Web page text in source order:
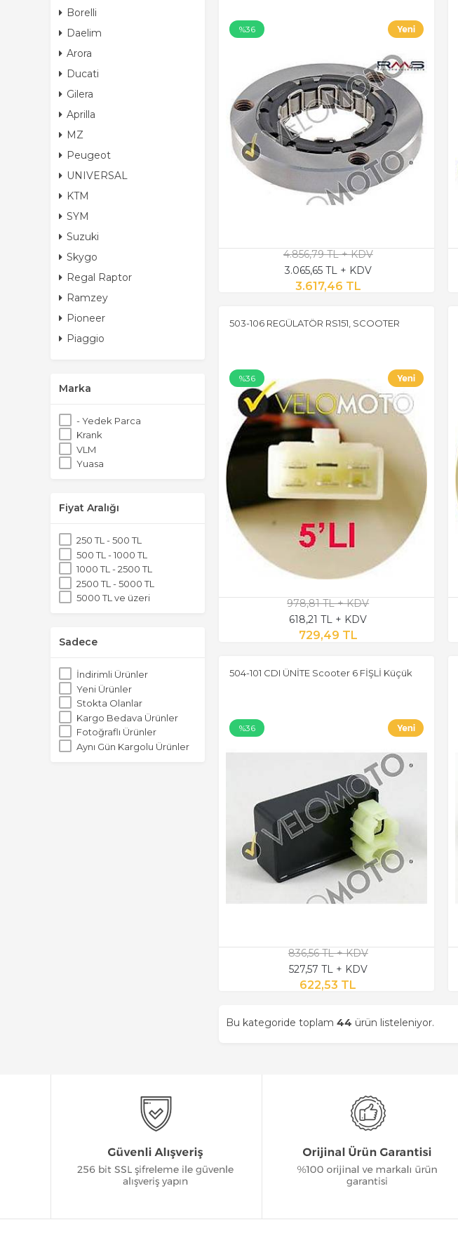
Borelli
Daelim
Arora
Ducati
Gilera
Aprilla
MZ
Peugeot
UNIVERSAL
KTM
SYM
Suzuki
Skygo
Regal Raptor
Ramzey
Pioneer
Piaggio
Marka
- Yedek Parca
Krank
VLM
Yuasa
Fiyat Aralığı
250 TL - 500 TL
500 TL - 1000 TL
1000 TL - 2500 TL
2500 TL - 5000 TL
5000 TL ve üzeri
Sadece
İndirimli Ürünler
Yeni Ürünler
Stokta Olanlar
Kargo Bedava Ürünler
Fotoğraflı Ürünler
Aynı Gün Kargolu Ürünler
%36
4.856,79 TL + KDV
3.065,65 TL + KDV
3.617,46 TL
503-106 REGÜLATÖR RS151, SCOOTER
%36
978,81 TL + KDV
618,21 TL + KDV
729,49 TL
504-101 CDI ÜNİTE Scooter 6 FİŞLİ Küçük
%36
836,56 TL + KDV
527,57 TL + KDV
622,53 TL
Bu kategoride toplam 44 ürün listeleniyor.